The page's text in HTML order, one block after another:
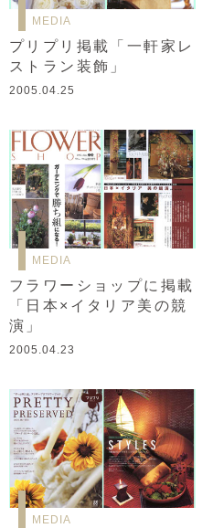
MEDIA
プリプリ掲載「一軒家レ
ストラン装飾」
2005.04.25
MEDIA
フラワーショップに掲載
「日本×イタリア美の競
演」
2005.04.23
MEDIA